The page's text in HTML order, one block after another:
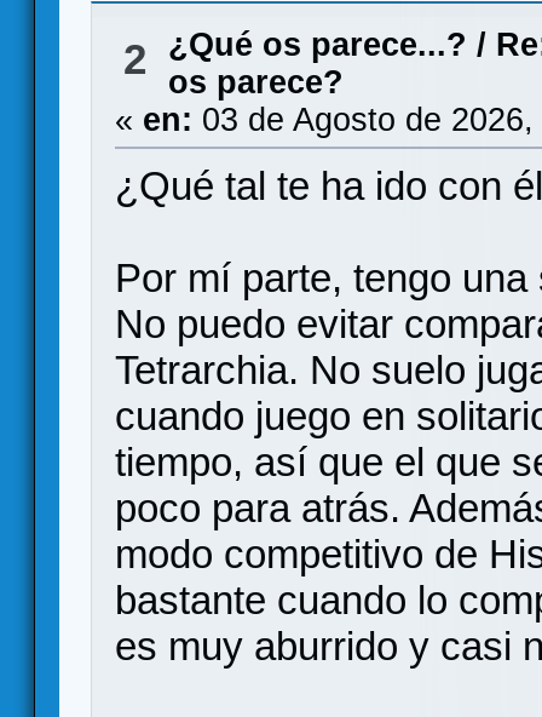
2 ¿Qué os parece...? /
os parece?
« en: 03 de Agosto de
¿Qué tal te ha ido con
Por mí parte, tengo
No puedo evitar
Tetrarchia. No suelo
cuando juego en
tiempo, así que el que
poco para atrás.
modo competitivo de
bastante cuando lo
es muy aburrido y casi